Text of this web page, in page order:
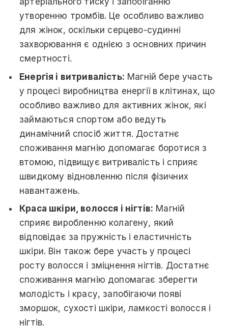
утворенню тромбів. Це особливо важливо
для жінок, оскільки серцево-судинні
захворювання є однією з основних причин
смертності.
Енергія і витривалість: Магній бере участь
у процесі виробництва енергії в клітинах, що
особливо важливо для активних жінок, які
займаються спортом або ведуть
динамічний спосіб життя. Достатнє
споживання магнію допомагає боротися з
втомою, підвищує витривалість і сприяє
швидкому відновленню після фізичних
навантажень.
Краса шкіри, волосся і нігтів: Магній
сприяє виробленню колагену, який
відповідає за пружність і еластичність
шкіри. Він також бере участь у процесі
росту волосся і зміцнення нігтів. Достатнє
споживання магнію допомагає зберегти
молодість і красу, запобігаючи появі
зморшок, сухості шкіри, ламкості волосся і
нігтів.